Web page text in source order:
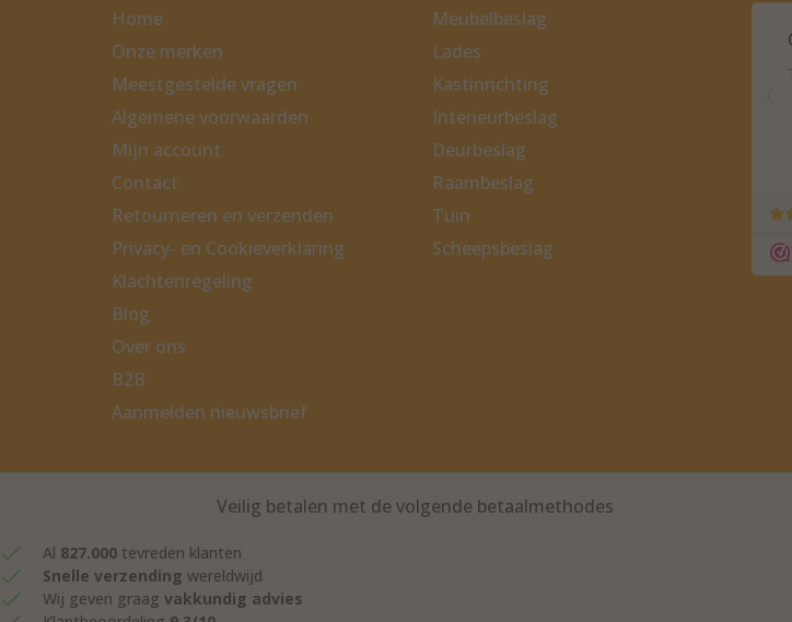
Toepassing
Soort geleider
Hoogteverstelling
Excentrisch 3,2 mm
Home
Onze merken
Meestgestelde vragen
Algemene voorwaarden
Mijn account
Contact
Retourneren en verzenden
Privacy- en Cookieverklaring
Klachtenregeling
Blog
Over ons
B2B
Aanmelden nieuwsbrief
Meubelbeslag
Lades
Kastinrichting
Interieurbeslag
Deurbeslag
Raambeslag
Tuin
Scheepsbeslag
Veilig betalen met de volgende betaalmethodes
Al 827.000 tevreden klanten
Snelle verzending wereldwijd
Wij geven graag vakkundig advies